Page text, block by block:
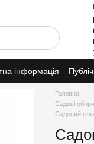
інформація
Головна
Садові
Садовий